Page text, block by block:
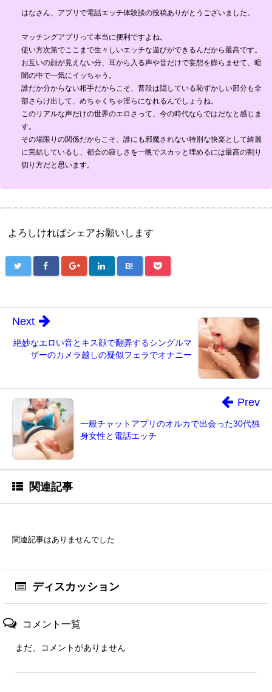
はなさん、アプリで電話エッチ体験談の投稿ありがとうございました。
マッチングアプリって本当に便利ですよね。
使い方次第でここまで生々しいエッチな遊びができるんだから最高です。
お互いの顔が見えない分、耳から入る声や音だけで妄想を膨らませて、暗
闇の中で一気にイッちゃう。
誰だか分からない相手だからこそ、普段は隠している恥ずかしい部分も全
部さらけ出して、めちゃくちゃ淫らになれるんでしょうね。
このリアルな声だけの世界のエロさって、今の時代ならではだなと感じま
す。
その場限りの関係だからこそ、誰にも邪魔されない特別な快楽として綺麗
に完結しているし、都会の寂しさを一晩でスカッと埋めるには最高の割り
切り方だと思います。
よろしければシェアお願いします
B!
絶妙なエロい音とキス顔で翻弄するシングルマ
ザーのカメラ越しの疑似フェラでオナニー
Next
一般チャットアプリのオルカで出会った30代独
身女性と電話エッチ
Prev
関連記事
関連記事はありませんでした
ディスカッション
コメント一覧
まだ、コメントがありません